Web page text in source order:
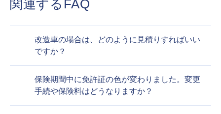
関連するFAQ
改造車の場合は、どのように見積りすればいい
ですか？
保険期間中に免許証の色が変わりました。変更
手続や保険料はどうなりますか？